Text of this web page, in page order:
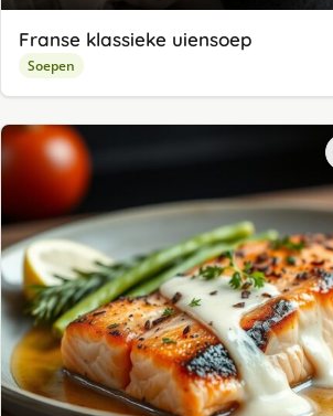
Franse klassieke uiensoep
Soepen